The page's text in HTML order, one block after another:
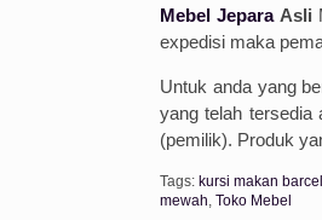
Mebel JeparaAsli
expedisi maka
Untuk anda yang
yang telah tersedia
(pemilik). Produk
Tags: kursi makan
mewah, Toko Mebel